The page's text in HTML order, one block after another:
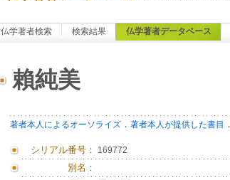
仏学著者検索 検索結果 仏学著者データベース
賴純美
著者本人によるオーソライズ． 著者本人が提供した書目 ．
シリアル番号： 169772
別名：